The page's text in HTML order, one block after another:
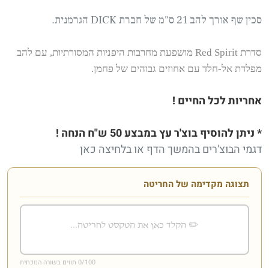
סכין שף אורך להב 21 ס"מ של חברת DICK הגרמנית.
סדרת Red Spirit מושפעת מחרבות היפניות המסורתיות, עם להב
מפלדת אל-חלד עם אחוזים גבוהים של פחמן.
אחריות לכל החיים !
* ניתן להוסיף בוצ'רעץ במבצע 50 ש"ח הנחה !
דגמי הבוצ'רים בהמשך הדף אובלחיצה כאן
תצוגה מקדימה של החריטה
0/100 תווים בשורה הנוכחית